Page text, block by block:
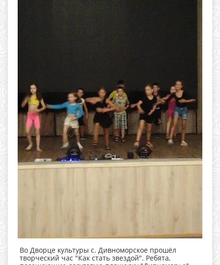
Во Дворце культуры с. Дивноморское прошёл
творческий час "Как стать звездой". Ребята,